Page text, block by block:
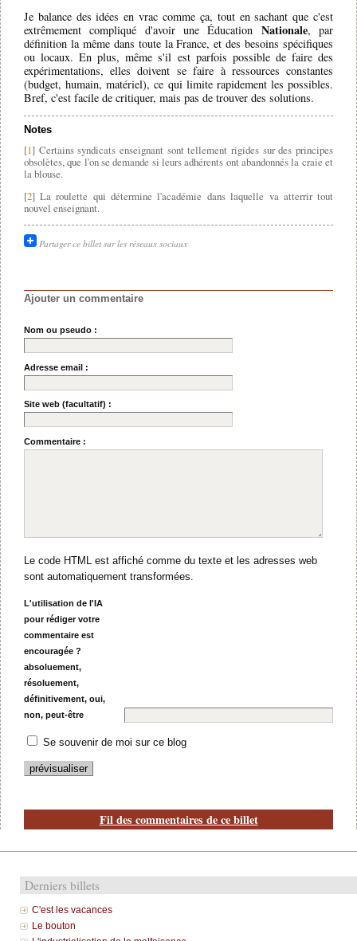
Je balance des idées en vrac comme ça, tout en sachant que c'est
extrêmement compliqué d'avoir une Éducation Nationale, par
définition la même dans toute la France, et des besoins spécifiques
ou locaux. En plus, même s'il est parfois possible de faire des
expérimentations, elles doivent se faire à ressources constantes
(budget, humain, matériel), ce qui limite rapidement les possibles.
Bref, c'est facile de critiquer, mais pas de trouver des solutions.
Notes
[1] Certains syndicats enseignant sont tellement rigides sur des principes
obsolètes, que l'on se demande si leurs adhérents ont abandonnés la craie et
la blouse.
[2] La roulette qui détermine l'académie dans laquelle va atterrir tout
nouvel enseignant.
Partager ce billet sur les réseaux sociaux
Ajouter un commentaire
Nom ou pseudo :
Adresse email :
Site web (facultatif) :
Commentaire :
Le code HTML est affiché comme du texte et les adresses web
sont automatiquement transformées.
L'utilisation de l'IA
pour rédiger votre
commentaire est
encouragée ?
absoluement,
résoluement,
définitivement, oui,
non, peut-être
Se souvenir de moi sur ce blog
Fil des commentaires de ce billet
Derniers billets
C'est les vacances
Le bouton